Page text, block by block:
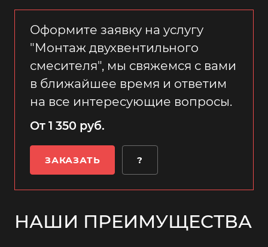
Оформите заявку на услугу
"Монтаж двухвентильного
смесителя", мы свяжемся с вами
в ближайшее время и ответим
на все интересующие вопросы.
От 1 350 руб.
ЗАКАЗАТЬ ?
НАШИ ПРЕИМУЩЕСТВА